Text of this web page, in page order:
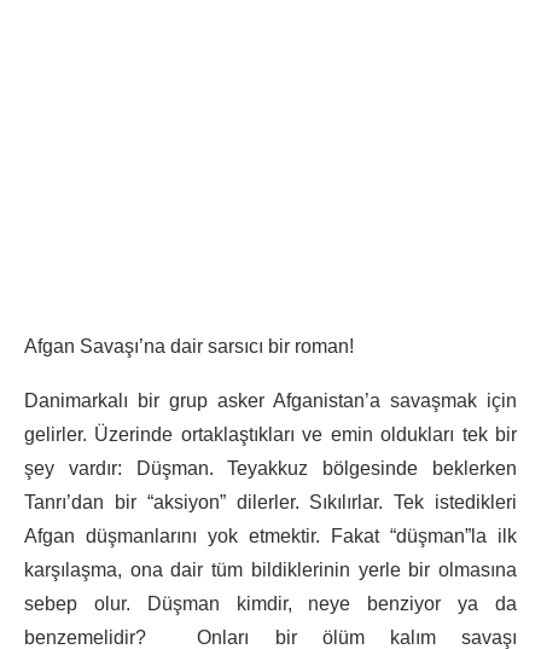
Afgan Savaşı’na dair sarsıcı bir roman!
Danimarkalı bir grup asker Afganistan’a savaşmak için
gelirler. Üzerinde ortaklaştıkları ve emin oldukları tek bir
şey vardır: Düşman. Teyakkuz bölgesinde beklerken
Tanrı’dan bir “aksiyon” dilerler. Sıkılırlar. Tek istedikleri
Afgan düşmanlarını yok etmektir. Fakat “düşman”la ilk
karşılaşma, ona dair tüm bildiklerinin yerle bir olmasına
sebep olur. Düşman kimdir, neye benziyor ya da
benzemelidir? Onları bir ölüm kalım savaşı